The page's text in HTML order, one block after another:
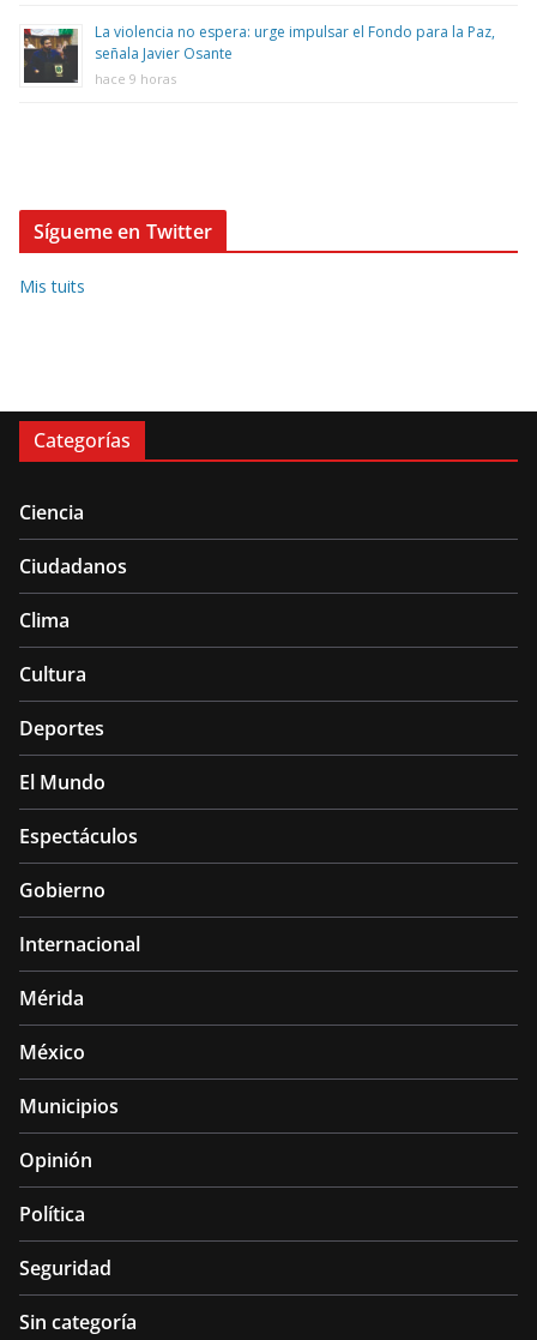
La violencia no espera: urge impulsar el Fondo para la Paz,
señala Javier Osante
hace 9 horas
Sígueme en Twitter
Mis tuits
Categorías
Ciencia
Ciudadanos
Clima
Cultura
Deportes
El Mundo
Espectáculos
Gobierno
Internacional
Mérida
México
Municipios
Opinión
Política
Seguridad
Sin categoría